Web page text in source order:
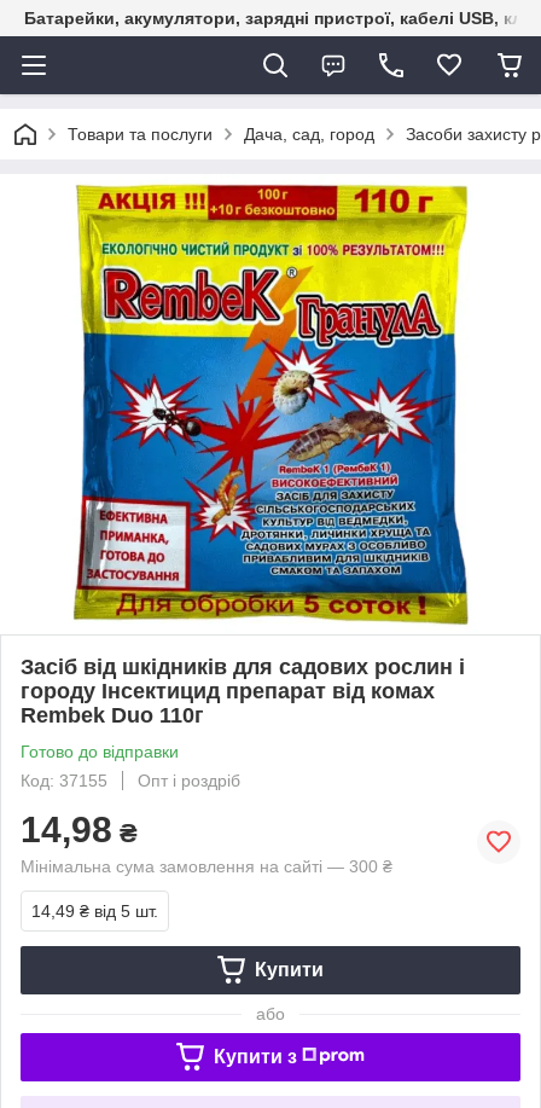
Батарейки, акумулятори, зарядні пристрої, кабелі USB,
Товари та послуги Дача, сад, город Засоби захисту
Засіб від шкідників для садових рослин і
городу Інсектицид препарат від комах
Rembek Duo 110г
Готово до відправки
Код: 37155
Опт і роздріб
14,98 ₴
Мінімальна сума замовлення на сайті — 300 ₴
14,49 ₴ від 5 шт.
Купити
або
Купити з